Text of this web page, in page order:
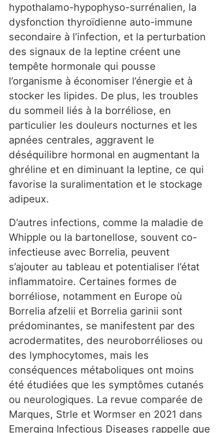
hypothalamo-hypophyso-surrénalien, la
dysfonction thyroïdienne auto-immune
secondaire à l’infection, et la perturbation
des signaux de la leptine créent une
tempête hormonale qui pousse
l’organisme à économiser l’énergie et à
stocker les lipides. De plus, les troubles
du sommeil liés à la borréliose, en
particulier les douleurs nocturnes et les
apnées centrales, aggravent le
déséquilibre hormonal en augmentant la
ghréline et en diminuant la leptine, ce qui
favorise la suralimentation et le stockage
adipeux.
D’autres infections, comme la maladie de
Whipple ou la bartonellose, souvent co-
infectieuse avec Borrelia, peuvent
s’ajouter au tableau et potentialiser l’état
inflammatoire. Certaines formes de
borréliose, notamment en Europe où
Borrelia afzelii et Borrelia garinii sont
prédominantes, se manifestent par des
acrodermatites, des neuroborrélioses ou
des lymphocytomes, mais les
conséquences métaboliques ont moins
été étudiées que les symptômes cutanés
ou neurologiques. La revue comparée de
Marques, Strle et Wormser en 2021 dans
Emerging Infectious Diseases rappelle que